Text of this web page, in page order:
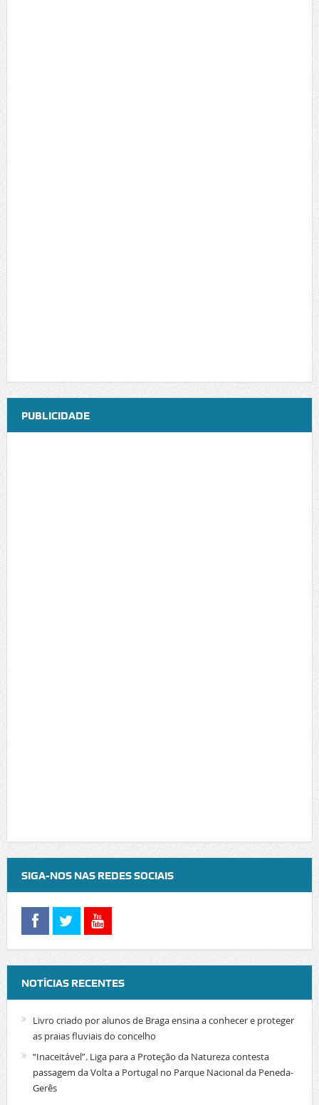
PUBLICIDADE
SIGA-NOS NAS REDES SOCIAIS
NOTÍCIAS RECENTES
Livro criado por alunos de Braga ensina a conhecer e proteger
as praias fluviais do concelho
“Inaceitável”. Liga para a Proteção da Natureza contesta
passagem da Volta a Portugal no Parque Nacional da Peneda-
Gerês